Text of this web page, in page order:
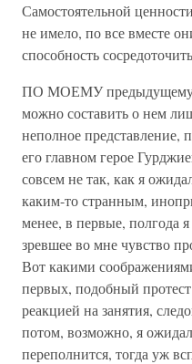
Самостоятельной
не имело, по все вместе
способность
ПО МОЕМУ предыдущему
можно составить о нем
неполное представление,
его главном герое
совсем не так, как я
каким-то странным,
менее, в первые, полгода
зревшее во мне чувство
Вот какими
первых, подобный
реакцией на занятия,
потом, возможно, я
переполнится, тогда уж